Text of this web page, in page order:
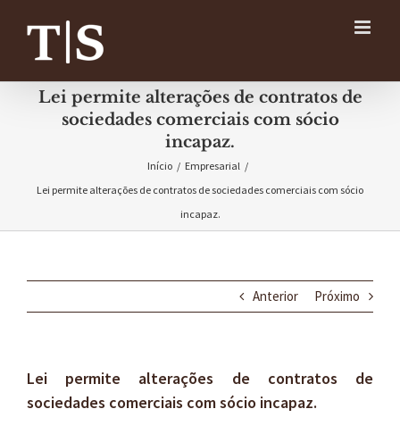
conteúdo
Lei permite alterações de contratos de
sociedades comerciais com sócio
incapaz.
Início / Empresarial /
Lei permite alterações de contratos de sociedades comerciais com sócio
incapaz.
Anterior Próximo
Lei permite alterações de contratos de
sociedades comerciais com sócio incapaz.